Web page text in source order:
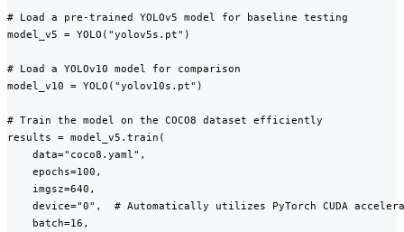
# Load a pre-trained YOLOv5 model for baseline testing
model_v5 = YOLO("yolov5s.pt")
# Load a YOLOv10 model for comparison
model_v10 = YOLO("yolov10s.pt")
# Train the model on the COCO8 dataset efficiently
results = model_v5.train(
    data="coco8.yaml",
    epochs=100,
    imgsz=640,
device="0",  # Automatically utilizes PyTorch CUDA
    batch=16,